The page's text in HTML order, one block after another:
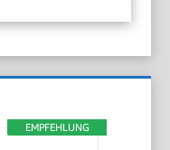
EMPFEHLUNG